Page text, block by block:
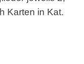
Karten in Kat.